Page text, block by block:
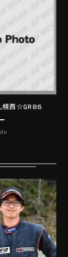
幌西☆GR86